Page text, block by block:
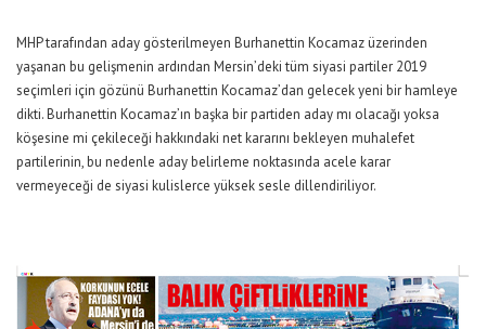
MHP tarafından aday gösterilmeyen Burhanettin Kocamaz üzerinden
yaşanan bu gelişmenin ardından Mersin’deki tüm siyasi partiler 2019
seçimleri için gözünü Burhanettin Kocamaz’dan gelecek yeni bir hamleye
dikti. Burhanettin Kocamaz’ın başka bir partiden aday mı olacağı yoksa
köşesine mi çekileceği hakkındaki net kararını bekleyen muhalefet
partilerinin, bu nedenle aday belirleme noktasında acele karar
vermeyeceği de siyasi kulislerce yüksek sesle dillendiriliyor.